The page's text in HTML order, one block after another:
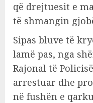
që drejtuesit e
të shmangin
Sipas bluve të
lamë pas, nga
Rajonal të
arrestuar dhe
në fushën e